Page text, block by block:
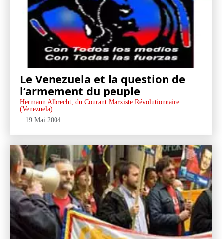
Le Venezuela et la question de
l’armement du peuple
Hermann Albrecht, du Courant Marxiste Révolutionnaire
(Venezuela)
19 Mai 2004